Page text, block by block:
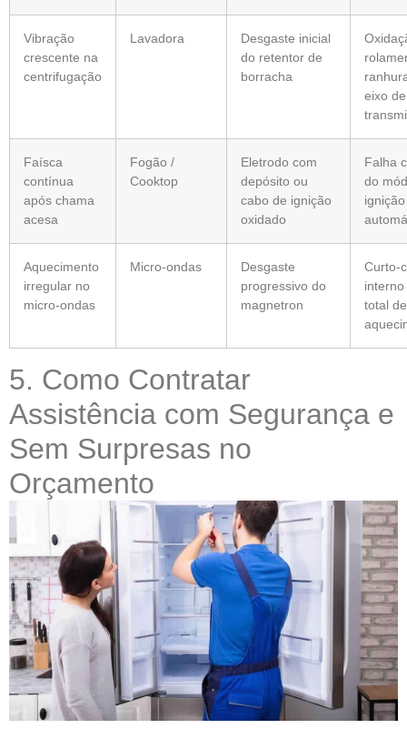
Vibração
crescente na
centrifugação
Lavadora
Desgaste inicial
do retentor de
borracha
eixo de
Faísca
contínua
após chama
acesa
Fogão /
Cooktop
Eletrodo com
depósito ou
cabo de ignição
oxidado
Falha
do
ignição
Aquecimento
irregular no
micro-ondas
Micro-ondas
Desgaste
progressivo do
magnetron
Curto-
total de
5. Como Contratar
Assistência com Segurança e
Sem Surpresas no
Orçamento